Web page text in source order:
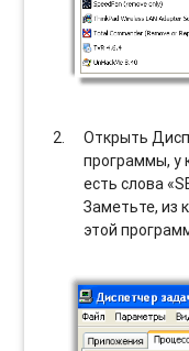
Открыть
программы, у
есть слова
Заметьте, из
этой